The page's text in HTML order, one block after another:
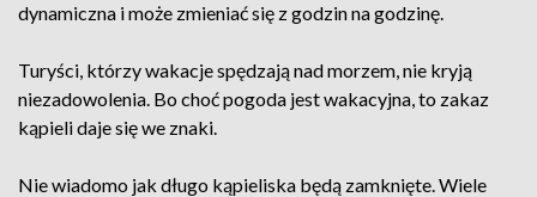
dynamiczna i może zmieniać się z godzin na godzinę.
Turyści, którzy wakacje spędzają nad morzem, nie kryją
niezadowolenia. Bo choć pogoda jest wakacyjna, to zakaz
kąpieli daje się we znaki.
Nie wiadomo jak długo kąpieliska będą zamknięte. Wiele